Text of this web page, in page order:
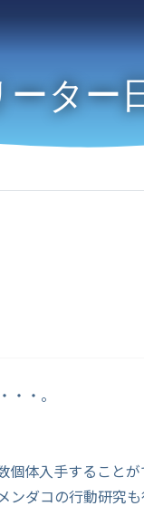
ーター
・。
体入手すること
ダコの行動研究も